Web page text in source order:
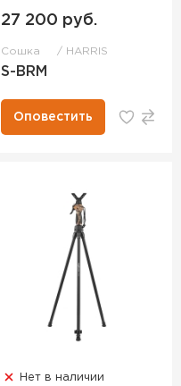
27 200 руб.
Сошка HARRIS
S-BRM
Оповестить
Нет в наличии